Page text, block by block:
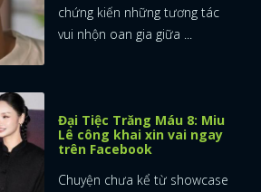
chứng kiến những tương tác
vui nhộn oan gia giữa ...
Đại Tiệc Trăng Máu 8: Miu
Lê công khai xin vai ngay
trên Facebook
Chuyện chưa kể từ showcase